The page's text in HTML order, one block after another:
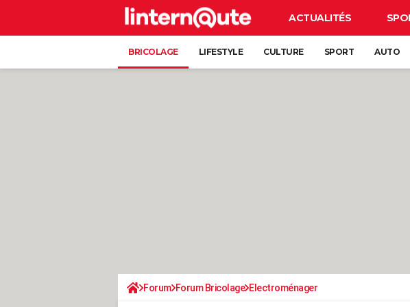
ACTUALITÉS
BRICOLAGE LIFESTYLE CULTURE SPORT AUTO
Forum Forum Bricolage Electroménager